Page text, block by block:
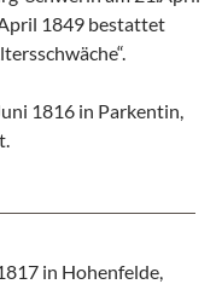
1849 bestattet
1816 in Parkentin,
in Hohenfelde,